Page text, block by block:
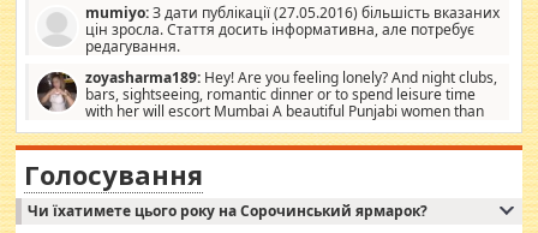
допомагати людям, які намагаються дати їм шанс. Кожен
заслуговує на другий шанс, і, оскільки влада не зможе, вони
повинні приймати від інших. Для нас нема багато суми, і зрілість
витрат, а тільки узгоджених сум і нічого іншого. Не чекайте і не
коментуйте цей пост. Введіть суму, яку ви хочете подати, і ми
зв'яжемося з вами з усіма варіантами. зв'яжіться з нами
сьогодні на garciajsacramento@gmail.com Вам потрібні термінові
гроші? Ми можемо допомогти!
mumiyo:З дати публікації (27.05.2016) більшість вказаних
цін зросла. Стаття досить інформативна, але потребує
редагування.
zoyasharma189: Hey! Are you feeling lonely? And night clubs,
bars, sightseeing, romantic dinner or to spend leisure time
with her will escort Mumbai A beautiful Punjabi women than
sexy escort companion in arms that you guys feel like 5 star luxury
hotel had to spend the night in their search for loved solitaire free
woman "Love Solitaire" beautiful figure and shapely body shapes.
Independent escort in Mumbai, truthful, friendly and cheerful girl.
WhatsApp via an easily can see the latest pictures of her body and the
Голосування
Чи їхатимете цього року на Сорочинський ярмарок?